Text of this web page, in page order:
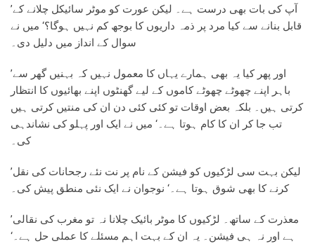
’آپ کی بات بھی درست ہے۔ لیکن عورت کو موٹر سائیکل چلانے کے
قابل بنانے سے کیا مرد پر ذمہ داریوں کا بوجھ کم نہیں ہوگا؟‘ میں نے
سوال کے انداز میں دلیل دی۔
’اور پھر کیا یہ بھی ہمارے یہاں کا معمول نہیں کہ بہنیں گھر سے
باہر اپنے چھوٹے چھوٹے کاموں کے لیے گھنٹوں اپنے بھائیوں کا انتظار
کرتی ہیں۔ بلکہ بعض اوقات تو کئی کئی دن ان کی منتیں کرتی ہیں
تب جا کر ان کا کام ہوتا ہے۔‘ میں نے ایک اور پہلو کی نشاندہی
کی۔
’لیکن بہت سی لڑکیوں کو فیشن کے نام پر نت نئے رجحانات کی نقل
کرنے کا بھی شوق ہوتا ہے۔‘ نوجوان نے ایک نئی منطق پیش کی۔
’معذرت کے ساتھ۔ لڑکیوں کا موٹر بائیک چلانا نہ تو مغرب کی نقالی
ہے اور نہ ہی فیشن۔ یہ ان کے بہت اہم مسئلے کا عملی حل ہے۔‘